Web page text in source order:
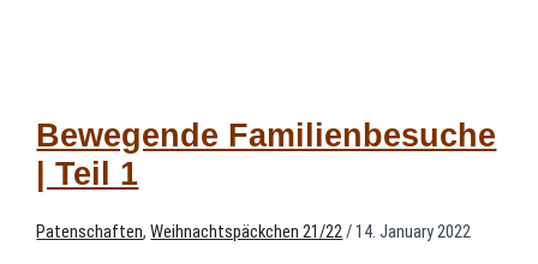
Bewegende Familienbesuche
| Teil 1
Patenschaften,Weihnachtspäckchen 21/22/14. January 2022